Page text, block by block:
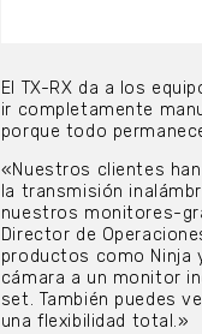
El TX-RX da a los
ir completamente
porque todo
«Nuestros clientes
la transmisión
nuestros monitores-
Director de
productos como Ninja
cámara a un monitor
set. También puedes
una flexibilidad total.»